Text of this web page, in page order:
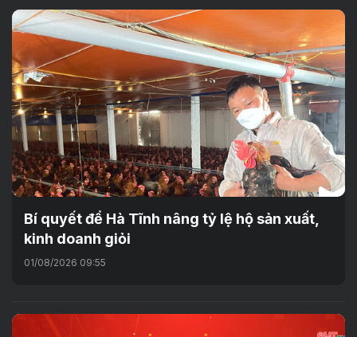
Bí quyết để Hà Tĩnh nâng tỷ lệ hộ sản xuất,
kinh doanh giỏi
01/08/2026 09:55